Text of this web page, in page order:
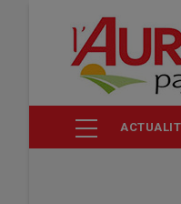
contenu